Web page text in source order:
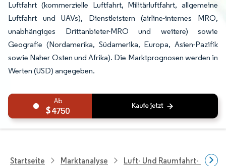
Luftfahrt (kommerzielle Luftfahrt, Militärluftfahrt, allgemeine
Luftfahrt und UAVs), Dienstleistern (airline-internes MRO,
unabhängiges Drittanbieter-MRO und weitere) sowie
Geografie (Nordamerika, Südamerika, Europa, Asien-Pazifik
sowie Naher Osten und Afrika). Die Marktprognosen werden in
Werten (USD) angegeben.
4750
Startseite Marktanalyse Luft- Und Raumfahrt- Und